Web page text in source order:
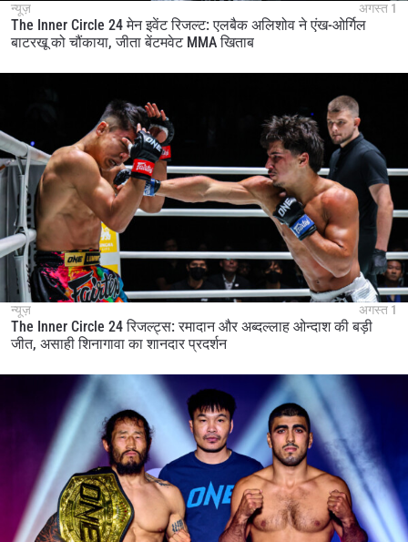
न्यूज़ अगस्त 1
The Inner Circle 24 मेन इवेंट रिजल्ट: एलबैक अलिशोव ने एंख-ओर्गिल
बाटरखू को चौंकाया, जीता बेंटमवेट MMA खिताब
न्यूज़ अगस्त 1
The Inner Circle 24 रिजल्ट्स: रमादान और अब्दल्लाह ओन्दाश की बड़ी
जीत, असाही शिनागावा का शानदार प्रदर्शन